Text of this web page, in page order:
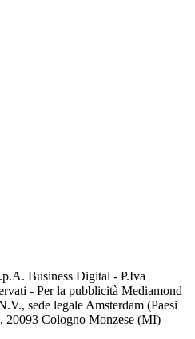
Business Digital - P.Iva
- Per la pubblicità Mediamond
sede legale Amsterdam (Paesi
20093 Cologno Monzese (MI)